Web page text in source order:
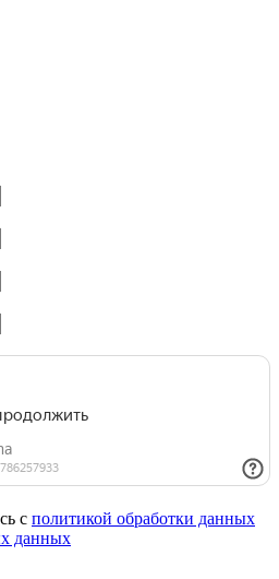
с политикой обработки данных
данных